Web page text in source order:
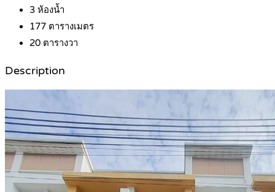
3 ห้องน้ำ
177 ตารางเมตร
20 ตารางวา
Description